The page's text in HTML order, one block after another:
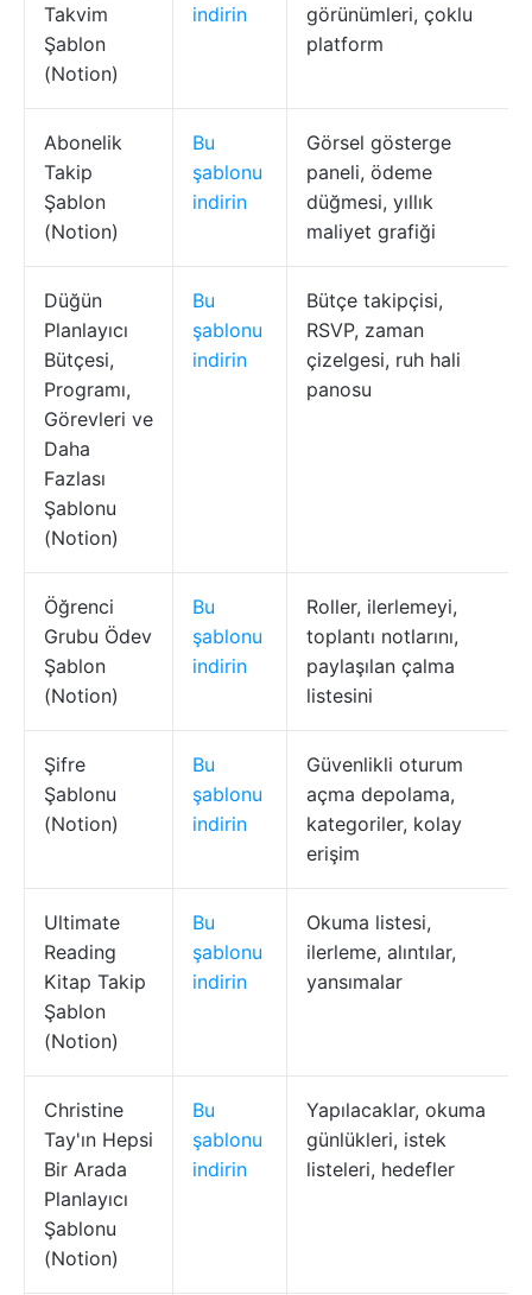
Takvim
Şablon
(Notion)
indirin
görünümleri, çoklu
platform
Abonelik
Takip
Şablon
(Notion)
Bu
şablonu
indirin
Görsel gösterge
paneli, ödeme
düğmesi, yıllık
maliyet grafiği
Düğün
Planlayıcı
Bütçesi,
Programı,
Görevleri ve
Daha
Fazlası
Şablonu
(Notion)
Bu
şablonu
indirin
Bütçe takipçisi,
RSVP, zaman
çizelgesi, ruh hali
panosu
Öğrenci
Grubu Ödev
Şablon
(Notion)
Bu
şablonu
indirin
Roller, ilerlemeyi,
toplantı notlarını,
paylaşılan çalma
listesini
Şifre
Şablonu
(Notion)
Bu
şablonu
indirin
Güvenlikli oturum
açma depolama,
kategoriler, kolay
erişim
Ultimate
Reading
Kitap Takip
Şablon
(Notion)
Bu
şablonu
indirin
Okuma listesi,
ilerleme, alıntılar,
yansımalar
Christine
Tay'ın Hepsi
Bir Arada
Planlayıcı
Şablonu
(Notion)
Bu
şablonu
indirin
Yapılacaklar, okuma
günlükleri, istek
listeleri, hedefler